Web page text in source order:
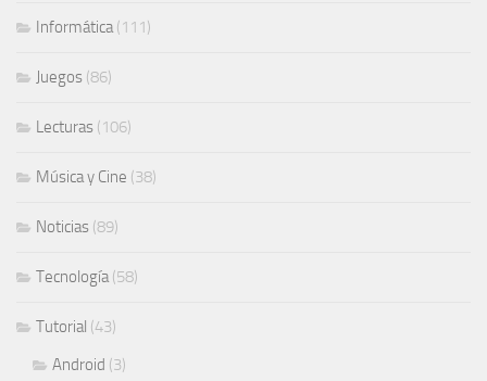
Informática (111)
Juegos (86)
Lecturas (106)
Música y Cine (38)
Noticias (89)
Tecnología (58)
Tutorial (43)
Android (3)